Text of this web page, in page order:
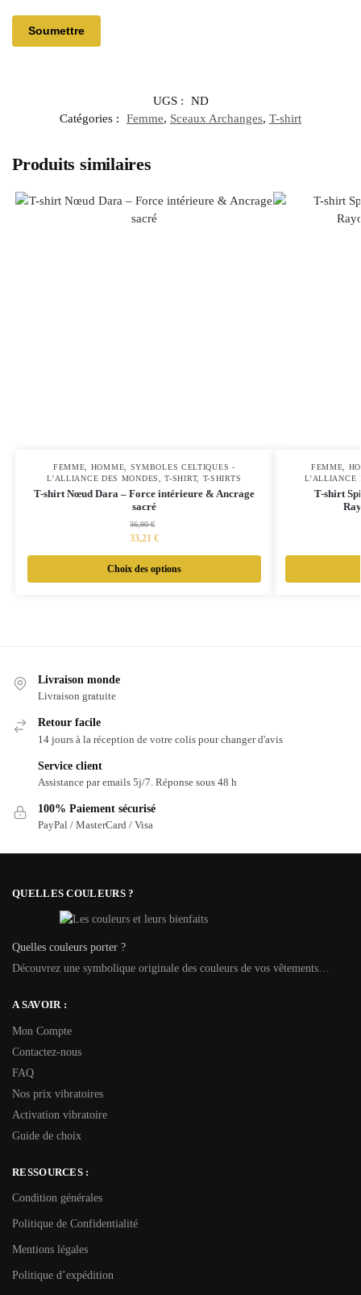
UGS :
ND
Catégories :
Femme, Sceaux Archanges, T-shirt
Produits similaires
FEMME HOMME
SYMBOLES CELTIQUES -
L’ALLIANCE DES MONDES
,T-SHIRT, T-SHIRTS
T-shirt Nœud Dara – Force intérieure & Ancrage
sacré
36,90€
33,21 €
Choix des options
FEMME
L’ALLIANCE
T-shirt
Livraison monde
Livraison gratuite
Retour facile
14 jours à la réception de votre colis pour changer d'avis
Service client
Assistance par emails 5j/7. Réponse sous 48 h
100% Paiement sécurisé
PayPal / MasterCard / Visa
QUELLES COULEURS ?
Quelles couleurs porter ?
Découvrez une symbolique originale des couleurs de vos vêtements…
A SAVOIR :
Mon Compte
Contactez-nous
FAQ
Nos prix vibratoires
Activation vibratoire
Guide de choix
RESSOURCES :
Condition générales
Politique de Confidentialité
Mentions légales
Politique d’expédition